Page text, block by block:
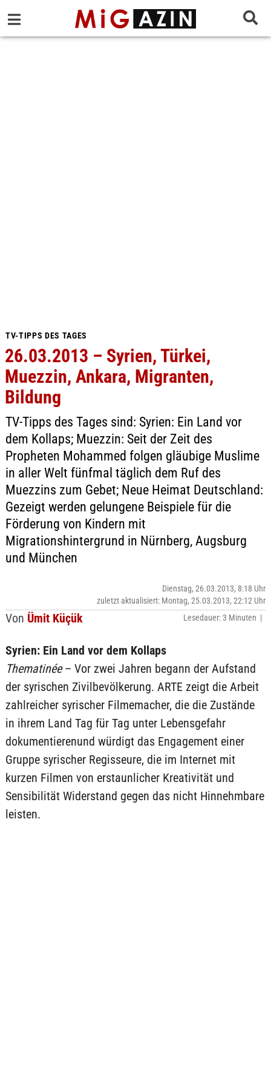
TV-TIPPS DES TAGES
26.03.2013 – Syrien, Türkei,
Muezzin, Ankara, Migranten,
Bildung
TV-Tipps des Tages sind: Syrien: Ein Land vor
dem Kollaps; Muezzin: Seit der Zeit des
Propheten Mohammed folgen gläubige Muslime
in aller Welt fünfmal täglich dem Ruf des
Muezzins zum Gebet; Neue Heimat Deutschland:
Gezeigt werden gelungene Beispiele für die
Förderung von Kindern mit
Migrationshintergrund in Nürnberg, Augsburg
und München
Von Ümit Küçük
Dienstag, 26.03.2013, 8:18 Uhr
zuletzt aktualisiert: Montag, 25.03.2013, 22:12 Uhr
Lesedauer: 3 Minuten |
Syrien: Ein Land vor dem Kollaps
Thematinée– Vor zwei Jahren begann der Aufstand
der syrischen Zivilbevölkerung. ARTE zeigt die Arbeit
zahlreicher syrischer Filmemacher, die die Zustände
in ihrem Land Tag für Tag unter Lebensgefahr
dokumentierenund würdigt das Engagement einer
Gruppe syrischer Regisseure, die im Internet mit
kurzen Filmen von erstaunlicher Kreativität und
Sensibilität Widerstand gegen das nicht Hinnehmbare
leisten.